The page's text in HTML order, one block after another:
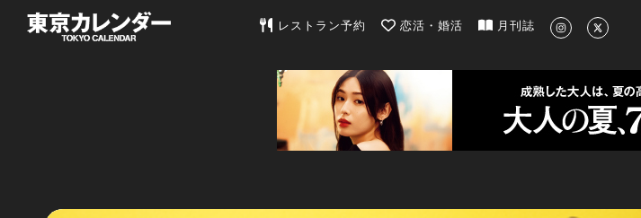
東京カレンダー | 最新のグルメ、洗練されたライフスタイル情報
レストラン予約 恋活・婚活 月刊誌